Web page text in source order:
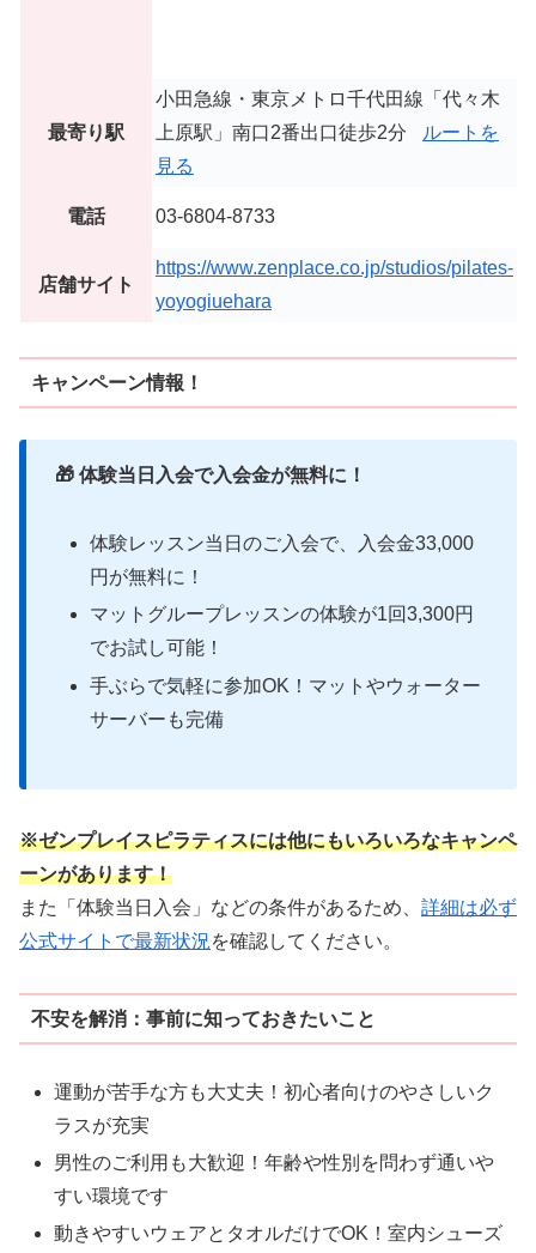
最寄り駅
小田急線・東京メトロ千代田線「代々木
上原駅」南口2番出口徒歩2分
ルートを
見る
電話 03-6804-8733
店舗サイト
https://www.zenplace.co.jp/studios/pilates-
yoyogiuehara
キャンペーン情報！
🎁 体験当日入会で入会金が無料に！
体験レッスン当日のご入会で、入会金33,000
円が無料に！
マットグループレッスンの体験が1回3,300円
でお試し可能！
手ぶらで気軽に参加OK！マットやウォーター
サーバーも完備
※ゼンプレイスピラティスには他にもいろいろなキャンペ
ーンがあります！
また「体験当日入会」などの条件があるため、 詳細は必ず
公式サイトで最新状況を確認してください。
不安を解消：事前に知っておきたいこと
運動が苦手な方も大丈夫！初心者向けのやさしいク
ラスが充実
男性のご利用も大歓迎！年齢や性別を問わず通いや
すい環境です
動きやすいウェアとタオルだけでOK！室内シューズ